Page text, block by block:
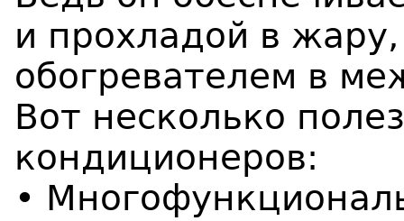
и прохладой в
обогревателем в
Вот несколько
кондиционеров:
•